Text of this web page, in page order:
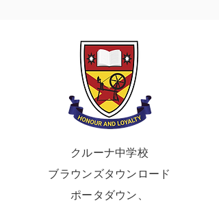
クルーナ中学校
ブラウンズタウンロード
ポータダウン、